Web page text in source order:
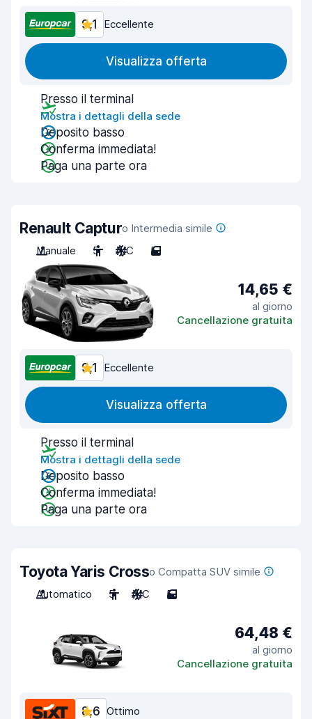
9,1 Eccellente
Visualizza offerta
Presso il terminal
Mostra i dettagli della sede
Deposito basso
Conferma immediata!
Paga una parte ora
Renault Capturo Intermedia simile
Manuale
5 A/C 5
14,65 €
al giorno
Cancellazione gratuita
9,1 Eccellente
Visualizza offerta
Presso il terminal
Mostra i dettagli della sede
Deposito basso
Conferma immediata!
Paga una parte ora
Toyota Yaris Crosso Compatta SUV simile
Automatico
5 A/C 5
64,48 €
al giorno
Cancellazione gratuita
8,6 Ottimo